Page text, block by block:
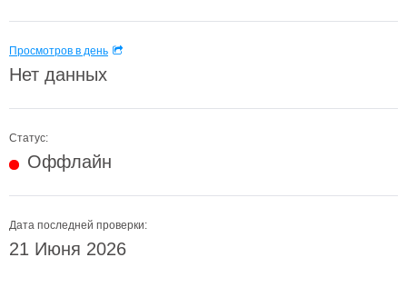
Просмотров в день
Нет данных
Статус:
Оффлайн
Дата последней проверки:
21 Июня 2026